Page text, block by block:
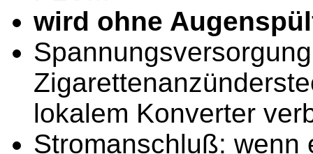
wird ohne
lokalem Konverter
Stromanschluß: wenn